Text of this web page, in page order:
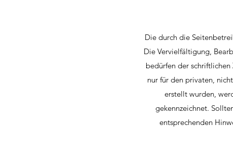
Die durch die
Die Vervielfältigung,
bedürfen der
nur für den privaten,
erstellt wurden,
gekennzeichnet.
entsprechenden